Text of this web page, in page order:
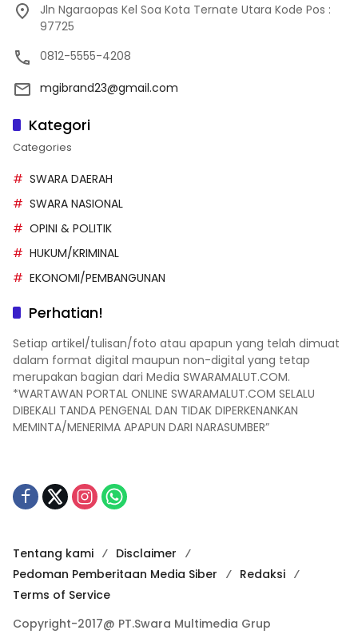
Jln Ngaraopas Kel Soa Kota Ternate Utara Kode Pos :
97725
0812-5555-4208
mgibrand23@gmail.com
Kategori
Categories
SWARA DAERAH
SWARA NASIONAL
OPINI & POLITIK
HUKUM/KRIMINAL
EKONOMI/PEMBANGUNAN
Perhatian!
Setiap artikel/tulisan/foto atau apapun yang telah dimuat
dalam format digital maupun non-digital yang tetap
merupakan bagian dari Media SWARAMALUT.COM.
*WARTAWAN PORTAL ONLINE SWARAMALUT.COM SELALU
DIBEKALI TANDA PENGENAL DAN TIDAK DIPERKENANKAN
MEMINTA/MENERIMA APAPUN DARI NARASUMBER”
Tentang kami
Disclaimer
Pedoman Pemberitaan Media Siber
Redaksi
Terms of Service
Copyright-2017@ PT.Swara Multimedia Grup